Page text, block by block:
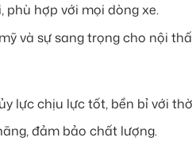
phù hợp với mọi dòng xe.
và sự sang trọng cho nội
lực chịu lực tốt, bền bỉ với
đảm bảo chất lượng.